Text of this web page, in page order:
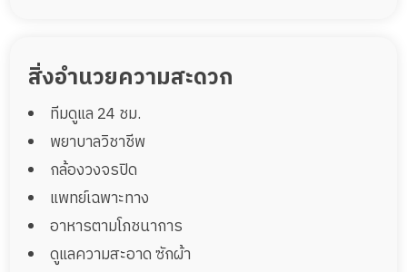
สิ่งอำนวยความสะดวก
ทีมดูแล 24 ชม.
พยาบาลวิชาชีพ
กล้องวงจรปิด
แพทย์เฉพาะทาง
อาหารตามโภชนาการ
ดูแลความสะอาด ซักผ้า